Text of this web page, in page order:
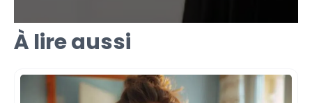
À lire aussi